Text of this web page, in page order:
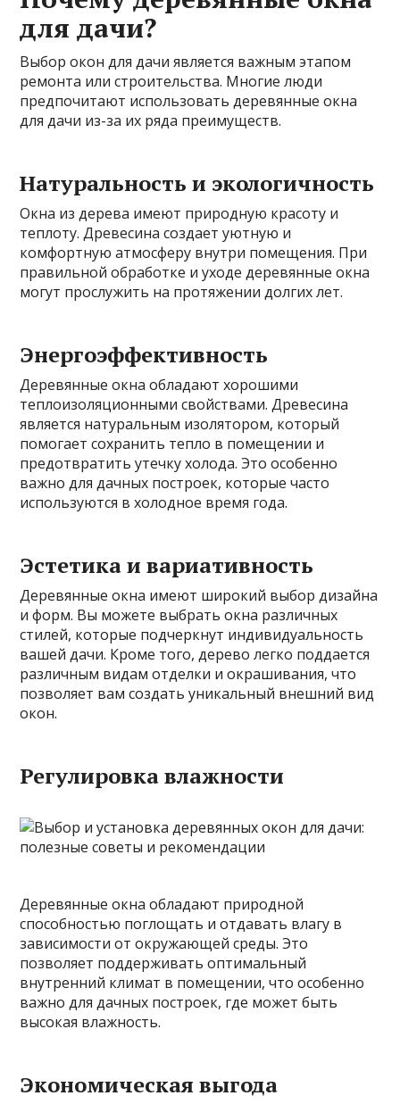
для дачи?
Выбор окон для дачи является важным этапом
ремонта или строительства. Многие люди
предпочитают использовать деревянные окна
для дачи из-за их ряда преимуществ.
Натуральность и экологичность
Окна из дерева имеют природную красоту и
теплоту. Древесина создает уютную и
комфортную атмосферу внутри помещения. При
правильной обработке и уходе деревянные окна
могут прослужить на протяжении долгих лет.
Энергоэффективность
Деревянные окна обладают хорошими
теплоизоляционными свойствами. Древесина
является натуральным изолятором, который
помогает сохранить тепло в помещении и
предотвратить утечку холода. Это особенно
важно для дачных построек, которые часто
используются в холодное время года.
Эстетика и вариативность
Деревянные окна имеют широкий выбор дизайна
и форм. Вы можете выбрать окна различных
стилей, которые подчеркнут индивидуальность
вашей дачи. Кроме того, дерево легко поддается
различным видам отделки и окрашивания, что
позволяет вам создать уникальный внешний вид
окон.
Регулировка влажности
Деревянные окна обладают природной
способностью поглощать и отдавать влагу в
зависимости от окружающей среды. Это
позволяет поддерживать оптимальный
внутренний климат в помещении, что особенно
важно для дачных построек, где может быть
высокая влажность.
Экономическая выгода